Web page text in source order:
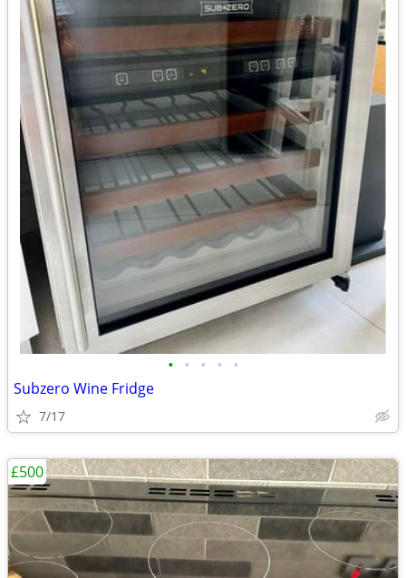
• • • • •
Subzero Wine Fridge
7/17
£500